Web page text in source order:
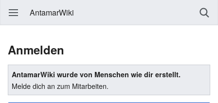
AntamarWiki
Anmelden
AntamarWiki wurde von Menschen wie dir erstellt.
Melde dich an zum Mitarbeiten.